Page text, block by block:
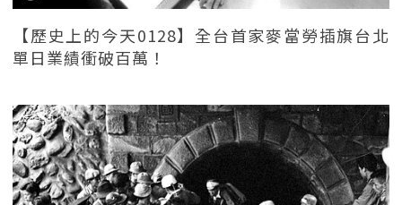
【歷史上的今天0128】全台首家麥當勞插旗台北
單日業績衝破百萬！